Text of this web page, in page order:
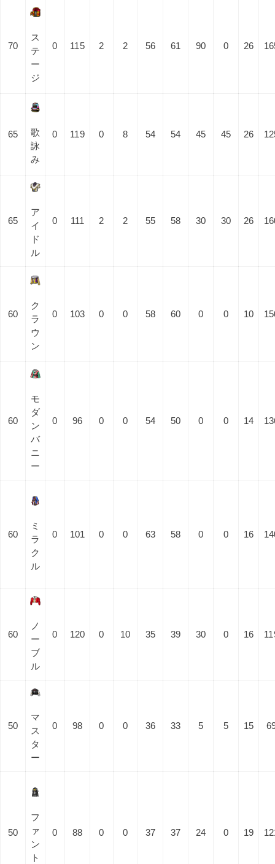
70
ス
テ
ー
ジ
0 115 2 2 56 61 90 0 26
65
歌
詠
み
0 119 0 8 54 54 45 45 26
65
ア
イ
ド
ル
0 111 2 2 55 58 30 30 26
60
ク
ラ
ウ
ン
0 103 0 0 58 60 0 0 10
60
モ
ダ
ン
バ
ニ
ー
0 96 0 0 54 50 0 0 14
60
ミ
ラ
ク
ル
0 101 0 0 63 58 0 0 16
60
ノ
ー
ブ
ル
0 120 0 10 35 39 30 0 16
50
マ
ス
タ
ー
0 98 0 0 36 33 5 5 15
50
フ
ァ
ン
ト
0 88 0 0 37 37 24 0 19